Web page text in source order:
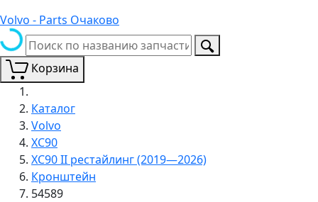
Volvo - Parts Очаково
Корзина
Каталог
Volvo
XC90
XC90 II рестайлинг (2019—2026)
Кронштейн
54589